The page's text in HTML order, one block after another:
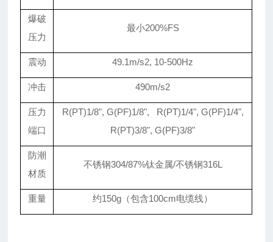
爆破
压力
最小200%FS
震动 49.1m/s2, 10-500Hz
冲击 490m/s2
压力
端口
R(PT)1/8", G(PF)1/8", R(PT)1/4", G(PF)1/4",
R(PT)3/8", G(PF)3/8"
防潮
材质
不锈钢304/87%钛金属/不锈钢316L
重量 约150g（包含100cm电缆线）